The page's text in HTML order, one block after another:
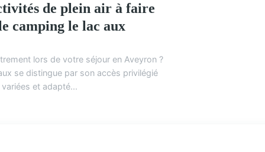
de plein air à faire
camping le lac aux
lors de votre séjour en Aveyron ?
se distingue par son accès privilégié
et adapté...